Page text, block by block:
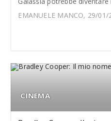
EMANUELE MANCO, 29/01/
CINEMA